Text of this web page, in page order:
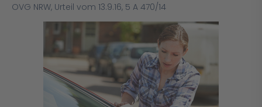
OVG NRW, Urteil vom 13.9.16, 5 A 470/14